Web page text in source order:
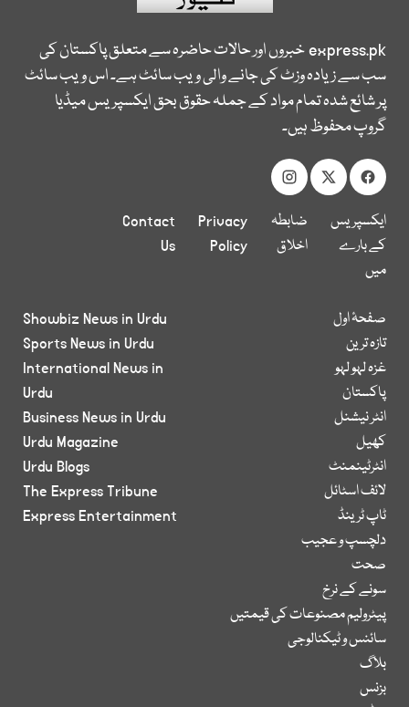
express.pkخبروں اور حالات حاضرہ سے متعلق پاکستان کی
سب سے زیادہ وزٹ کی جانے والی ویب سائٹ ہے۔ اس ویب سائٹ
پر شائع شدہ تمام مواد کے جملہ حقوق بحق ایکسپریس میڈیا
گروپ محفوظ ہیں۔
ایکسپریس
کے بارے
میں
ضابطہ
اخلاق
Privacy
Policy
Contact
Us
صفحۂ اول
تازہ ترین
غزہ لہو لہو
پاکستان
انٹر نیشنل
کھیل
انٹرٹینمنٹ
لائف اسٹائل
ٹاپ ٹرینڈ
دلچسپ و عجیب
صحت
سونے کے نرخ
پیٹرولیم مصنوعات کی قیمتیں
سائنس و ٹیکنالوجی
بلاگ
بزنس
Showbiz News in Urdu
Sports News in Urdu
International News in
Urdu
Business News in Urdu
Urdu Magazine
Urdu Blogs
The Express Tribune
Express Entertainment